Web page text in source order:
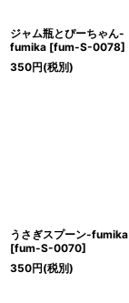
ジャム瓶とぴーちゃん-
fumika [fum-S-0078]
350円(税別)
うさぎスプーン-fumika
[fum-S-0070]
350円(税別)